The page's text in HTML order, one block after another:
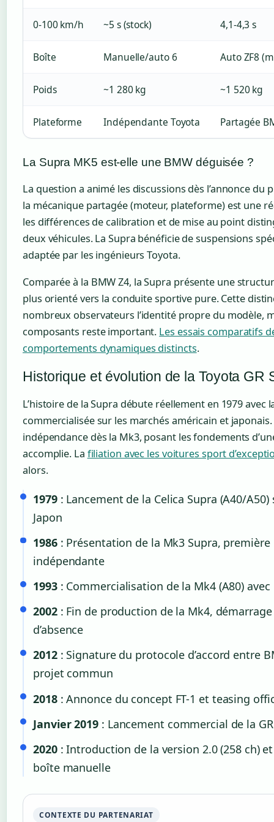
0-100 km/h ~5 s (stock) 4,1-4,3 s
Boîte Manuelle/auto 6 Auto ZF8
Poids ~1 280 kg ~1 520 kg
Plateforme Indépendante Toyota Partagée
La Supra MK5 est-elle une BMW déguisée ?
La question a animé les discussions dès l’annonce du
la mécanique partagée (moteur, plateforme) est une
les différences de calibration et de mise au point
deux véhicules. La Supra bénéficie de suspensions
adaptée par les ingénieurs Toyota.
Comparée à la BMW Z4, la Supra présente une
plus orienté vers la conduite sportive pure. Cette
nombreux observateurs l’identité propre du modèle,
composants reste important. Les essais comparatifs
comportements dynamiques distincts.
Historique et évolution de la Toyota GR
L’histoire de la Supra débute réellement en 1979 avec
commercialisée sur les marchés américain et
indépendance dès la Mk3, posant les fondements
accomplie. La filiation avec les voitures sport
alors.
1979: Lancement de la Celica Supra (A40/
Japon
1986: Présentation de la Mk3 Supra,
indépendante
1993: Commercialisation de la Mk4 (A80) avec
2002: Fin de production de la Mk4, démarrage
d’absence
2012: Signature du protocole d’accord entre
projet commun
2018: Annonce du concept FT-1 et teasing
Janvier 2019 : Lancement commercial de la
2020: Introduction de la version 2.0 (258 ch)
boîte manuelle
CONTEXTE DU PARTENARIAT